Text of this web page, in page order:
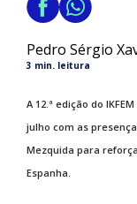
Pedro Sérgio
3 min. leitura
A 12.ª edição do
julho com as
Mezquida para
Espanha.